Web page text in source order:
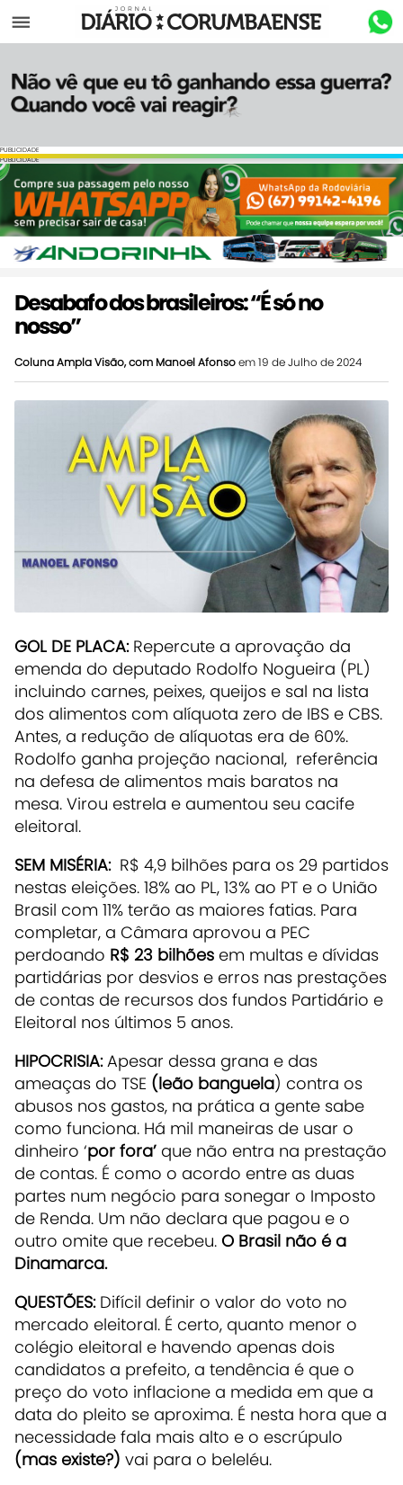
Menu
PUBLICIDADE
PUBLICIDADE
Desabafo dos brasileiros: “É só no
nosso”
Coluna Ampla Visão, com Manoel Afonsoem 19 de Julho de 2024
GOL DE PLACA:Repercute a aprovação da
emenda do deputado Rodolfo Nogueira (PL)
incluindo carnes, peixes, queijos e sal na lista
dos alimentos com alíquota zero de IBS e CBS.
Antes, a redução de alíquotas era de 60%.
Rodolfo ganha projeção nacional, referência
na defesa de alimentos mais baratos na
mesa. Virou estrela e aumentou seu cacife
eleitoral.
SEM MISÉRIA:R$ 4,9 bilhões para os 29 partidos
nestas eleições. 18% ao PL, 13% ao PT e o União
Brasil com 11% terão as maiores fatias. Para
completar, a Câmara aprovou a PEC
perdoando R$ 23 bilhões em multas e dívidas
partidárias por desvios e erros nas prestações
de contas de recursos dos fundos Partidário e
Eleitoral nos últimos 5 anos.
HIPOCRISIA:Apesar dessa grana e das
ameaças do TSE (leão banguela) contra os
abusos nos gastos, na prática a gente sabe
como funciona. Há mil maneiras de usar o
dinheiro ‘por fora’ que não entra na prestação
de contas. É como o acordo entre as duas
partes num negócio para sonegar o Imposto
de Renda. Um não declara que pagou e o
outro omite que recebeu. O Brasil não é a
Dinamarca.
QUESTÕES:Difícil definir o valor do voto no
mercado eleitoral. É certo, quanto menor o
colégio eleitoral e havendo apenas dois
candidatos a prefeito, a tendência é que o
preço do voto inflacione a medida em que a
data do pleito se aproxima. É nesta hora que a
necessidade fala mais alto e o escrúpulo
(mas existe?) vai para o beleléu.